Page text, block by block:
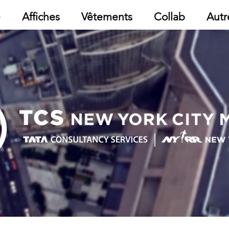
Affiches Vêtements Collab